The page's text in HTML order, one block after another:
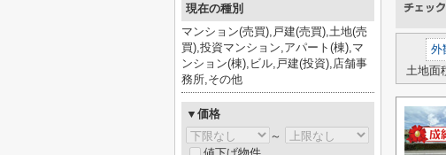
外
土地面
現在の種別
マンション(売買),戸建(売買),土地(売
買),投資マンション,アパート(棟),マ
ンション(棟),ビル,戸建(投資),店舗事
務所,その他
▼価格
～